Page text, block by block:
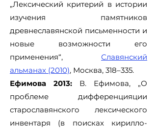
„Лексический критерий в истории
изучения памятников
древнеславянской письменности и
новые возможности его
применения“, Славянский
альманах (2010), Москва, 318–335.
Ефимова 2013: В. Ефимова, „О
проблеме дифференцияции
старославянского лексического
инвентаря (в поисках кирилло-